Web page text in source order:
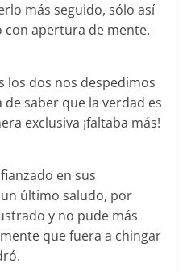
más seguido, sólo así
apertura de mente.
los dos nos despedimos
saber que la verdad es
exclusiva ¡faltaba más!
en sus
último saludo, por
y no pude más
que fuera a chingar